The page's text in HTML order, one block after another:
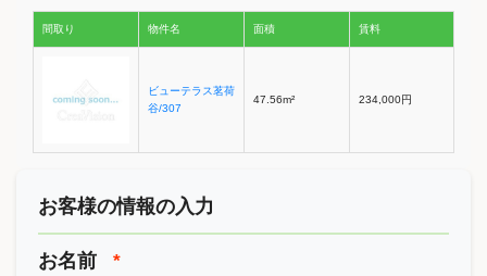
間取り 物件名 面積 賃料
ビューテラス茗荷
谷/307
47.56m² 234,000円
お客様の情報の入力
お名前 *